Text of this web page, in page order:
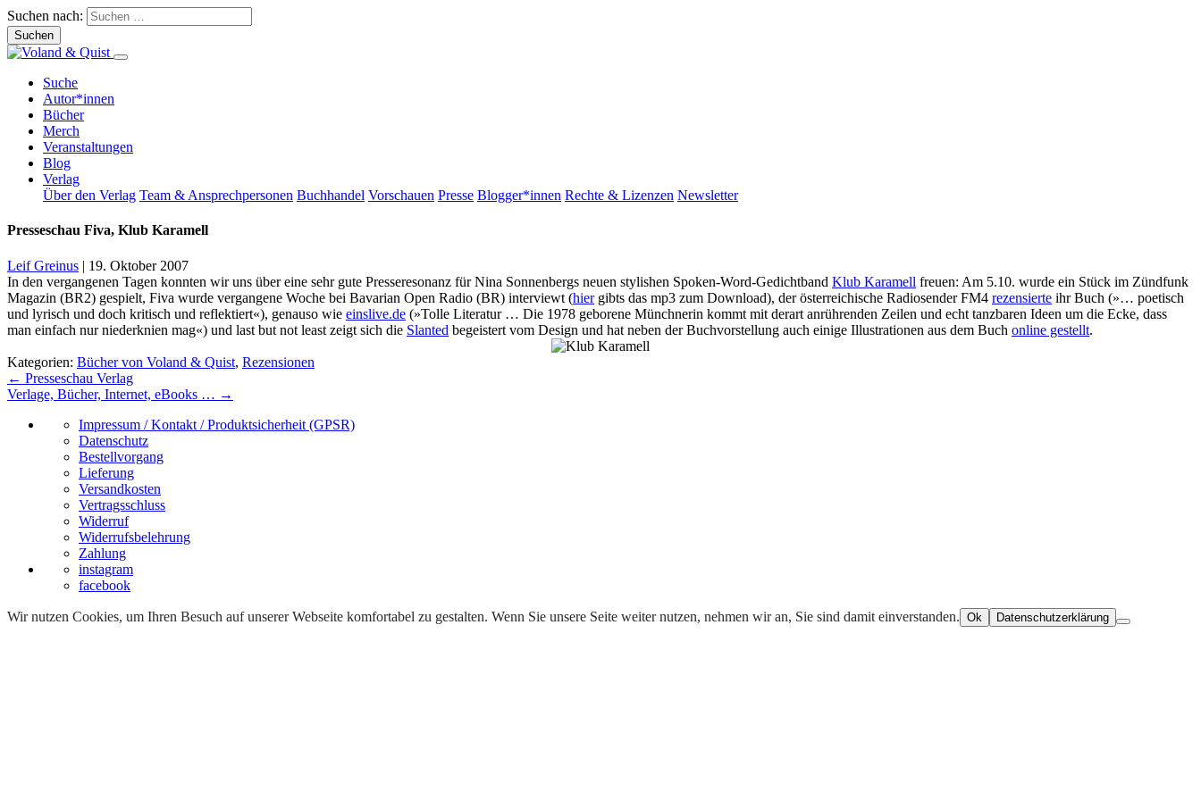
Suchen nach:
Suche
Autor*innen
Bücher
Merch
Veranstaltungen
Blog
Verlag
Über den Verlag Team & Ansprechpersonen Buchhandel Vorschauen Presse Blogger*innen Rechte & Lizenzen Newsletter
Presseschau Fiva, Klub Karamell
Leif Greinus | 19. Oktober 2007
In den vergangenen Tagen konnten wir uns über eine sehr gute Presseresonanz für Nina Sonnenbergs neuen stylishen Spoken-Word-Gedichtband Klub Karamell freuen: Am 5.10. wurde ein Stück im Zündfunk
Magazin (BR2) gespielt, Fiva wurde vergangene Woche bei Bavarian Open Radio (BR) interviewt (hiergibts das mp3 zum Download), der österreichische Radiosender FM4 rezensierte ihr Buch (»… poetisch
und lyrisch und doch kritisch und reflektiert«), genauso wie einslive.de (»Tolle Literatur … Die 1978 geborene Münchnerin kommt mit derart anrührenden Zeilen und echt tanzbaren Ideen um die Ecke, dass
man einfach nur niederknien mag«) und last but not least zeigt sich die Slanted begeistert vom Design und hat neben der Buchvorstellung auch einige Illustrationen aus dem Buch online gestellt.
Kategorien: Bücher von Voland & Quist, Rezensionen
Beitragsnavigation
← Presseschau Verlag
Verlage, Bücher, Internet, eBooks … →
Impressum / Kontakt / Produktsicherheit (GPSR)
Datenschutz
Bestellvorgang
Lieferung
Versandkosten
Vertragsschluss
Widerruf
Widerrufsbelehrung
Zahlung
instagram
facebook
Wir nutzen Cookies, um Ihren Besuch auf unserer Webseite komfortabel zu gestalten. Wenn Sie unsere Seite weiter nutzen, nehmen wir an, Sie sind damit einverstanden. Ok Datenschutzerklärung